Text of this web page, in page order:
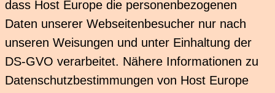
dass Host Europe die personenbezogenen
Daten unserer Webseitenbesucher nur nach
unseren Weisungen und unter Einhaltung der
DS-GVO verarbeitet. Nähere Informationen zu
Datenschutzbestimmungen von Host Europe